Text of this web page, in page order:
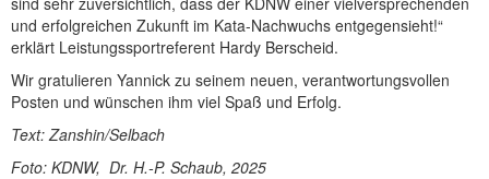
und erfolgreichen Zukunft im Kata-Nachwuchs entgegensieht!“
erklärt Leistungssportreferent Hardy Berscheid.
Wir gratulieren Yannick zu seinem neuen, verantwortungsvollen
Posten und wünschen ihm viel Spaß und Erfolg.
Text: Zanshin/Selbach
Foto: KDNW, Dr. H.-P. Schaub, 2025